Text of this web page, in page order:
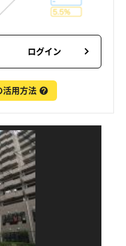
ログイン
活用方法